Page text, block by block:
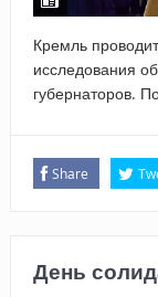
Кремль
исследования
губернаторов.
Share
День